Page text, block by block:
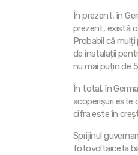
În prezent, în
prezent, există
Probabil că
de instalații
nu mai puțin de
În total, în
acoperișuri este
cifra este în
Sprijinul
fotovoltaice la